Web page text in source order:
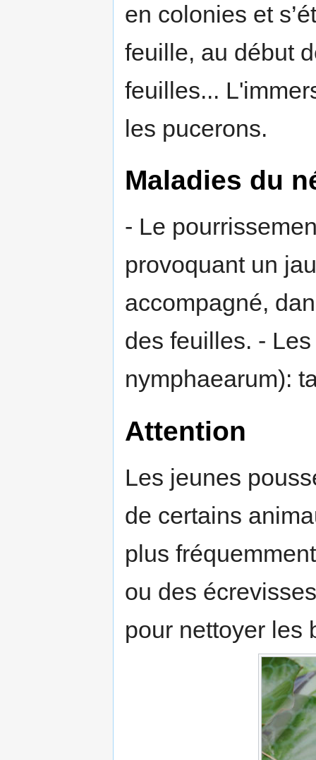
en colonies et
feuille, au début
feuilles...
les pucerons.
Maladies du
- Le
provoquant un
accompagné,
des feuilles. -
nymphaearum):
Attention
Les jeunes
de certains
plus
ou des
pour nettoyer les